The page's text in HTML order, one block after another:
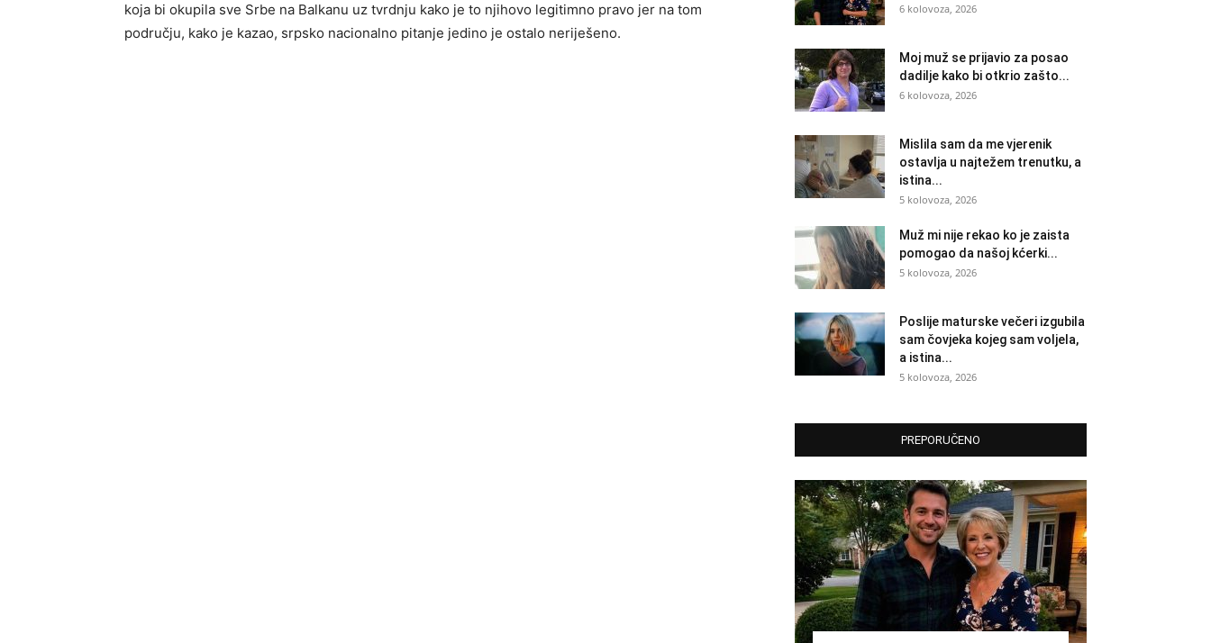
koja bi okupila sve Srbe na Balkanu uz tvrdnju kako je to njihovo legitimno pravo jer na tom
području, kako je kazao, srpsko nacionalno pitanje jedino je ostalo neriješeno.
6 kolovoza, 2026
Moj muž se prijavio za posao
dadilje kako bi otkrio zašto...
6 kolovoza, 2026
Mislila sam da me vjerenik
ostavlja u najtežem trenutku, a
istina...
5 kolovoza, 2026
Muž mi nije rekao ko je zaista
pomogao da našoj kćerki...
5 kolovoza, 2026
Poslije maturske večeri izgubila
sam čovjeka kojeg sam voljela,
a istina...
5 kolovoza, 2026
PREPORUČENO